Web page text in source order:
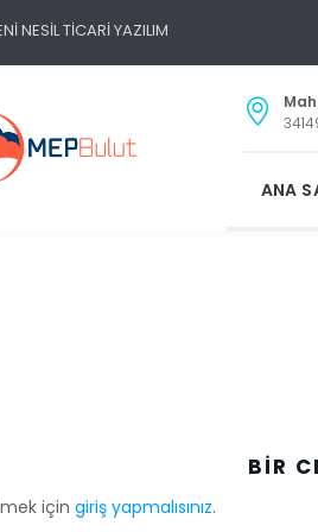
NESİL TİCARİ YAZILIM
ANA
BIR
için giriş yapmalısınız.